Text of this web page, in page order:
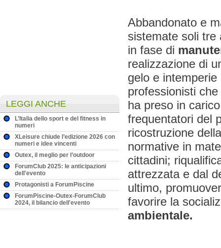
LEGGI ANCHE
L’Italia dello sport e del fitness in
numeri
XLeisure chiude l’edizione 2026 con
numeri e idee vincenti
Outex, il meglio per l’outdoor
ForumClub 2025: le anticipazioni
dell'evento
Protagonisti a ForumPiscine
ForumPiscine-Outex-ForumClub
2024, il bilancio dell'evento
Abbandonato e
sistemate soli tre
in fase di
realizzazione di
gelo e
professionisti
ha preso in
frequentatori del
ricostruzione
normative in
cittadini;
attrezzata e dal
ultimo,
favorire la
ambientale.